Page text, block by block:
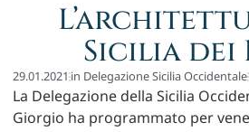
Sicilia dei
29.01.2021 in Delegazione Sicilia Occidentale
La Delegazione della Sicilia
Giorgio ha programmato per